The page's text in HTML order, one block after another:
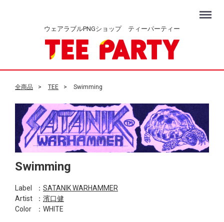
ウェアラブルPNGショップ ティーパーティー
Menu
全商品 TEE Swimming
Swimming
Label ： SATANIK WARHAMMER
Artist
： 濱口健
Color
：WHITE